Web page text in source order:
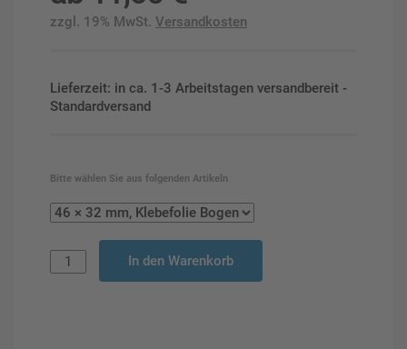
zzgl. 19% MwSt. Versandkosten
Lieferzeit: in ca. 1-3 Arbeitstagen versandbereit -
Standardversand
Bitte wählen Sie aus folgenden Artikeln
In den Warenkorb